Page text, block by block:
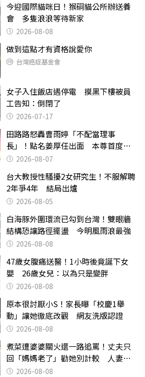
今迎國際貓咪日！猴硐貓公所辦送養
會 多隻浪浪等待新家
2026-08-08
做到這點才有資格說愛你
台灣癌症基金會
女子入住飯店遇停電 摸黑下樓被員
工告知：倒閉了
2026-07-17
田路路怒轟曹雨婷「不配當理事
長」！點名姜厚任出面 本尊首度回
應了2026-08-07
台大教授性騷擾2女研究生！不服解聘
2年爭4年 結局出爐
2026-08-05
白海豚外圍環流已勾到台灣！雙眼牆
結構恐讓路徑擺盪 今明風雨浪最強
2026-08-08
47歲女腹痛送醫！1小時後竟誕下女
嬰 26歲女兒：以為只是變胖
2026-08-08
原本很討厭小S！家長曝「校慶1舉
動」讓她徹底改觀 網友洗版認證
2026-08-08
煮菜遭婆婆關火還一路追罵！丈夫只
回「媽媽老了」勸她別計較 人妻超
崩潰：我像台傭
2026-08-08